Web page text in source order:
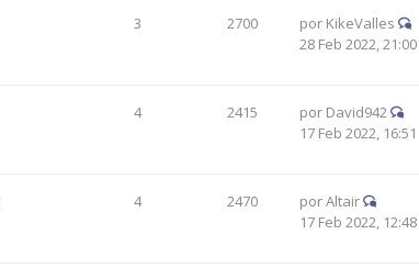
3 2700 por KikeValles
28 Feb 2022, 21:00
4 2415 por David942
17 Feb 2022, 16:51
4 2470 porAltair
17 Feb 2022, 12:48